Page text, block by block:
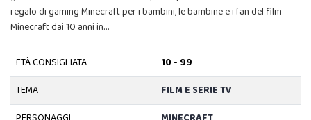
regalo di gaming Minecraft per i bambini, le bambine e i fan del film
Minecraft dai 10 anni in…
ETÀ CONSIGLIATA
10 - 99
TEMA
FILM E SERIE TV